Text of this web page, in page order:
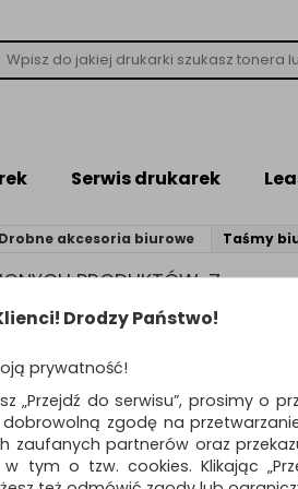
Serwis drukarek
akcesoria biurowe Taśmy
PRODUKTÓW: 7
Drodzy Państwo!
prywatność!
„Przejdź do serwisu”, prosimy o
zgodę na
zaufanych partnerów oraz
tym o tzw. cookies. Klikając